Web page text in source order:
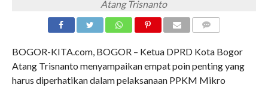
Atang Trisnanto
BOGOR-KITA.com, BOGOR – Ketua DPRD Kota Bogor
Atang Trisnanto menyampaikan empat poin penting yang
harus diperhatikan dalam pelaksanaan PPKM Mikro